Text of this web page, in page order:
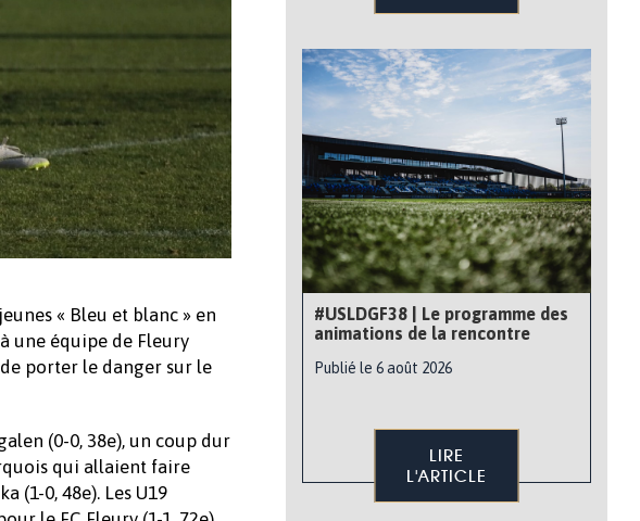
« Bleu et blanc » en
une équipe de Fleury
porter le danger sur le
(0-0, 38e), un coup dur
qui allaient faire
(1-0, 48e). Les U19
#USLDGF38 | Le programme des
animations de la rencontre
Publié le 6 août 2026
LIRE
L'ARTICLE